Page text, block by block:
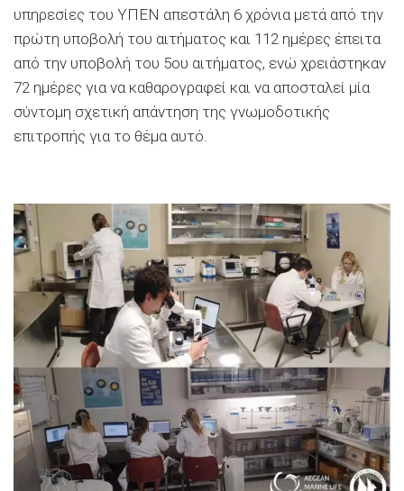
υπηρεσίες του ΥΠΕΝ απεστάλη 6 χρόνια μετά από την
πρώτη υποβολή του αιτήματος και 112 ημέρες έπειτα
από την υποβολή του 5ου αιτήματος, ενώ χρειάστηκαν
72 ημέρες για να καθαρογραφεί και να αποσταλεί μία
σύντομη σχετική απάντηση της γνωμοδοτικής
επιτροπής για το θέμα αυτό.